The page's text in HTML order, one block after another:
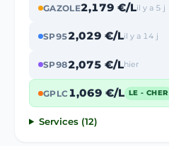
GAZOLE2,179 €/Lil y a 5 j
SP952,029 €/Lil y a 14 j
SP982,075 €/Lhier
GPLC1,069 €/L LE - CHER
Services (12)